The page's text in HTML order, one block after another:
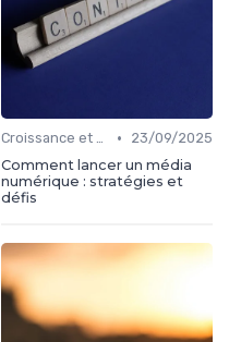
Croissance et développement •
23/09/2025
Comment lancer un média
numérique : stratégies et
défis